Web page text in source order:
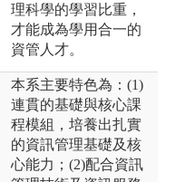
理科學的學習比重，
才能成為學用合一的
資管人才。
本系主要特色為：(1)
連貫的基礎與核心課
程模組，培養出扎實
的資訊管理基礎及核
心能力；(2)配合資訊